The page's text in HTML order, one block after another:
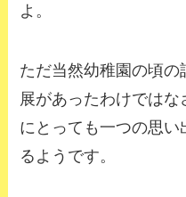
よ。
ただ当然幼稚園の頃
展があったわけでは
にとっても一つの思
るようです。